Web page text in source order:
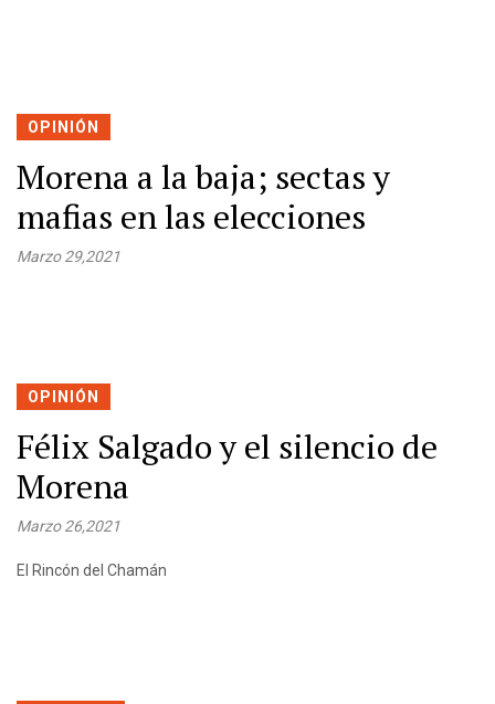
OPINIÓN
Morena a la baja; sectas y
mafias en las elecciones
Marzo 29,2021
OPINIÓN
Félix Salgado y el silencio de
Morena
Marzo 26,2021
El Rincón del Chamán